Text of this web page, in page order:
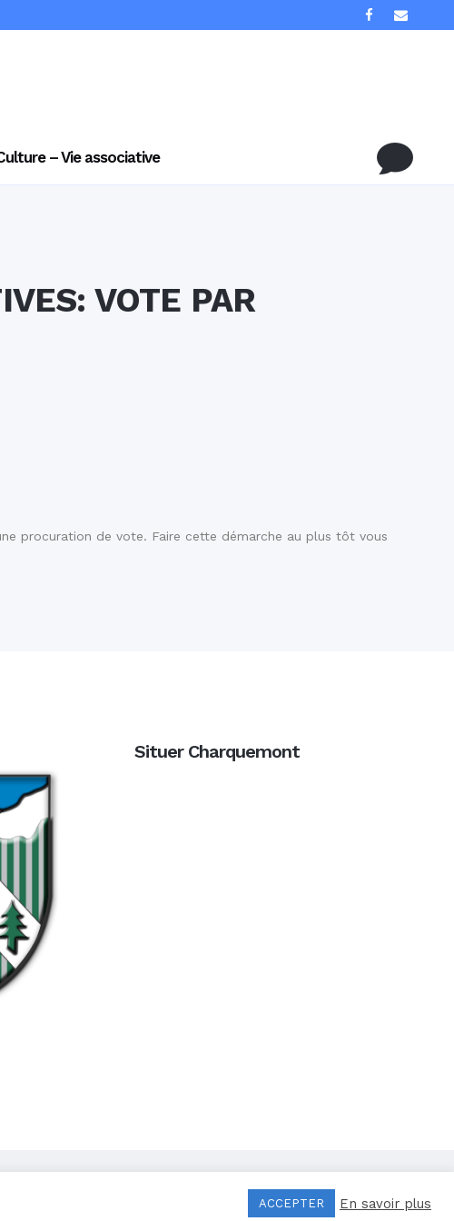
– Vie associative
VOTE PAR
procuration de vote. Faire cette démarche au plus tôt vous
Situer Charquemont
Politique de confidentialité
ACCEPTER En savoir plus